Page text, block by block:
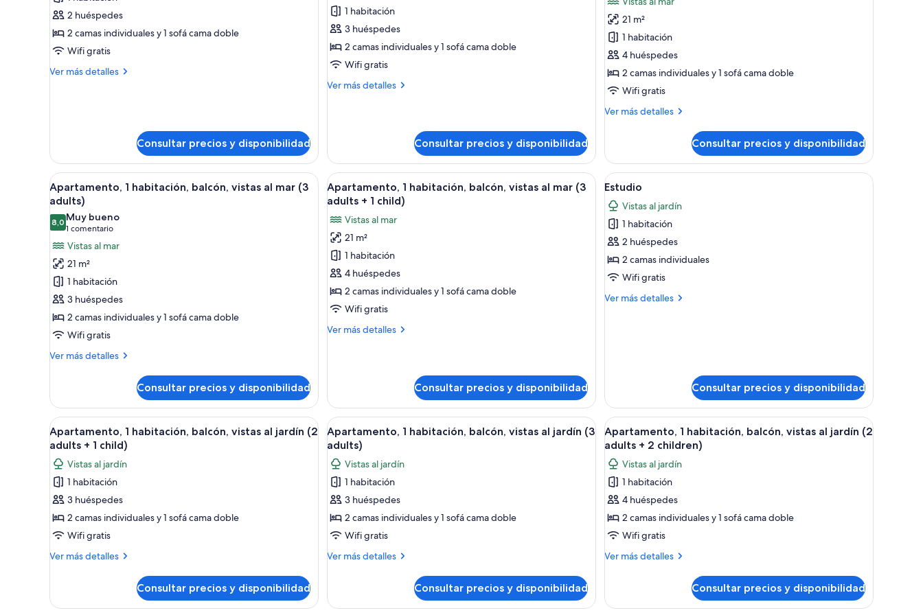
Apartamento,
1
habitación,
balcón,
vistas
2 huéspedes
2 camas individuales y 1 sofá cama doble
Wifi gratis
Ver más detalles
Más
vistas
jardín
Consultar precios y disponibilidad
Apartamento,
1
habitación,
balcón,
al
+
child)
1 habitación
3 huéspedes
2 camas individuales y 1 sofá cama doble
Wifi gratis
Ver más detalles
Más
balcón,
vistas
al
mar
(2
adults
+
child)
Consultar precios y disponibilidad
Apartamento,
habitación,
balcón,
vistas
al
mar
+
2
children)
21 m²
1 habitación
4 huéspedes
2 camas individuales y 1 sofá cama doble
Wifi gratis
Ver más detalles
Más
1
habitación,
balcón,
vistas
al
mar
(2
adults
+
2
children)
Consultar precios y disponibilidad
Abrir
todas
las
fotos
de
Apartamento,
habitación,
balcón,
vistas
al
mar
Habitación de hotel con dos camas, un escritorio, un televisor y un balcón con vistas al mar.
5
Apartamento, 1 habitación, balcón, vistas al mar (3
adults)
8,08,0 de 10
Muy bueno
1 comentario
(1 comentario)
Vistas al mar
21 m²
1 habitación
3 huéspedes
2 camas individuales y 1 sofá cama doble
Wifi gratis
Ver más detalles
Más
1
habitación,
balcón,
vistas
mar
(3
adults)
Consultar precios y disponibilidad
Abrir
todas
fotos
de
Apartamento,
1
habitación,
balcón,
al
+
child)
Habitación de hotel con dos camas, un escritorio, un televisor y un balcón con vistas al mar.
5
Apartamento, 1 habitación, balcón, vistas al mar (3
adults + 1 child)
Vistas al mar
21 m²
1 habitación
4 huéspedes
2 camas individuales y 1 sofá cama doble
Wifi gratis
Ver más detalles
Más
balcón,
vistas
al
mar
(3
adults
+
child)
Consultar precios y disponibilidad
Abrir
todas
las
fotos
de
Estudio
Habitación de hotel con dos camas, un
4
Estudio
Vistas al jardín
1 habitación
2 huéspedes
2 camas individuales
Wifi gratis
Ver más detalles
Más
Consultar precios y disponibilidad
Abrir
todas
las
fotos
de
Apartamento,
1
habitación,
balcón,
jardín
Una sala de estar moderna con un sofá, una mesa de comedor y sillas. Se ve una cocina con armarios y electrodomésticos blancos al fondo.
5
Apartamento, 1 habitación, balcón, vistas al jardín (2
adults + 1 child)
Vistas al jardín
1 habitación
3 huéspedes
2 camas individuales y 1 sofá cama doble
Wifi gratis
Ver más detalles
Más
1
Consultar precios y disponibilidad
Abrir
todas
las
fotos
de
Apartamento,
1
habitación,
balcón,
jardín
Una sala de estar moderna con un sofá, una mesa de comedor y sillas. Se ve una cocina con armarios y
5
Apartamento, 1 habitación, balcón, vistas al jardín (3
adults)
Vistas al jardín
1 habitación
3 huéspedes
2 camas individuales y 1 sofá cama doble
Wifi gratis
Ver más detalles
Más
1
Consultar precios y disponibilidad
Abrir
todas
las
fotos
de
Apartamento,
1
habitación,
balcón,
jardín
Una sala de estar moderna con un sofá,
5
Apartamento, 1 habitación, balcón, vistas al jardín (2
adults + 2 children)
Vistas al jardín
1 habitación
4 huéspedes
2 camas individuales y 1 sofá cama doble
Wifi gratis
Ver más detalles
Más
1
Consultar precios y disponibilidad